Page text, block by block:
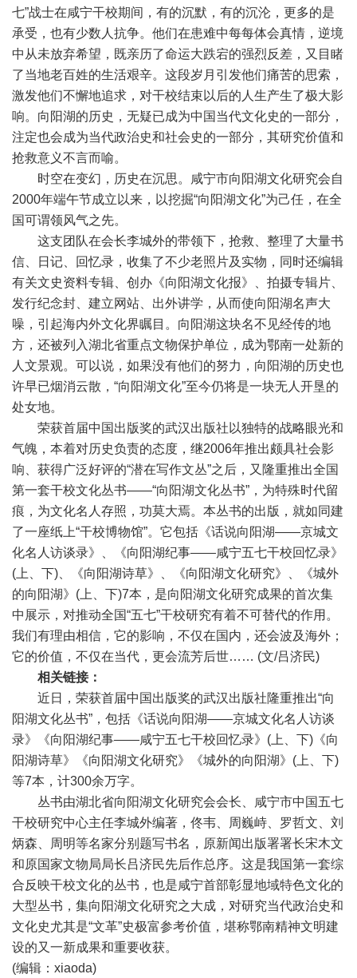
七”战士在咸宁干校期间，有的沉默，有的沉沦，更多的是
承受，也有少数人抗争。他们在患难中每每体会真情，逆境
中从未放弃希望，既亲历了命运大跌宕的强烈反差，又目睹
了当地老百姓的生活艰辛。这段岁月引发他们痛苦的思索，
激发他们不懈地追求，对干校结束以后的人生产生了极大影
响。向阳湖的历史，无疑已成为中国当代文化史的一部分，
注定也会成为当代政治史和社会史的一部分，其研究价值和
抢救意义不言而喻。
时空在变幻，历史在沉思。咸宁市向阳湖文化研究会自
2000年端午节成立以来，以挖掘“向阳湖文化”为己任，在全
国可谓领风气之先。
这支团队在会长李城外的带领下，抢救、整理了大量书
信、日记、回忆录，收集了不少老照片及实物，同时还编辑
有关文史资料专辑、创办《向阳湖文化报》、拍摄专辑片、
发行纪念封、建立网站、出外讲学，从而使向阳湖名声大
噪，引起海内外文化界瞩目。向阳湖这块名不见经传的地
方，还被列入湖北省重点文物保护单位，成为鄂南一处新的
人文景观。可以说，如果没有他们的努力，向阳湖的历史也
许早已烟消云散，“向阳湖文化”至今仍将是一块无人开垦的
处女地。
荣获首届中国出版奖的武汉出版社以独特的战略眼光和
气魄，本着对历史负责的态度，继2006年推出颇具社会影
响、获得广泛好评的“潜在写作文丛”之后，又隆重推出全国
第一套干校文化丛书——“向阳湖文化丛书”，为特殊时代留
痕，为文化名人存照，功莫大焉。本丛书的出版，就如同建
了一座纸上“干校博物馆”。它包括《话说向阳湖——京城文
化名人访谈录》、《向阳湖纪事——咸宁五七干校回忆录》
(上、下)、《向阳湖诗草》、《向阳湖文化研究》、《城外
的向阳湖》(上、下)7本，是向阳湖文化研究成果的首次集
中展示，对推动全国“五七”干校研究有着不可替代的作用。
我们有理由相信，它的影响，不仅在国内，还会波及海外；
它的价值，不仅在当代，更会流芳后世…… (文/吕济民)
相关链接：
近日，荣获首届中国出版奖的武汉出版社隆重推出“向
阳湖文化丛书”，包括《话说向阳湖——京城文化名人访谈
录》《向阳湖纪事——咸宁五七干校回忆录》(上、下)《向
阳湖诗草》《向阳湖文化研究》《城外的向阳湖》(上、下)
等7本，计300余万字。
丛书由湖北省向阳湖文化研究会会长、咸宁市中国五七
干校研究中心主任李城外编著，佟韦、周巍峙、罗哲文、刘
炳森、周明等名家分别题写书名，原新闻出版署署长宋木文
和原国家文物局局长吕济民先后作总序。这是我国第一套综
合反映干校文化的丛书，也是咸宁首部彰显地域特色文化的
大型丛书，集向阳湖文化研究之大成，对研究当代政治史和
文化史尤其是“文革”史极富参考价值，堪称鄂南精神文明建
设的又一新成果和重要收获。
(编辑：xiaoda)